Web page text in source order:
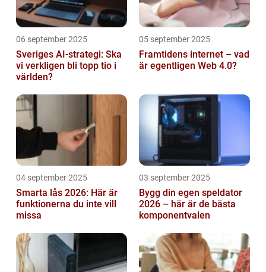
06 september 2025
Sveriges AI-strategi: Ska
vi verkligen bli topp tio i
världen?
05 september 2025
Framtidens internet – vad
är egentligen Web 4.0?
04 september 2025
Smarta lås 2026: Här är
funktionerna du inte vill
missa
03 september 2025
Bygg din egen speldator
2026 – här är de bästa
komponentvalen